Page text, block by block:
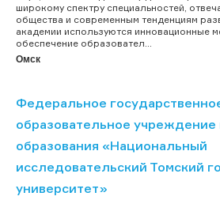
широкому спектру специальностей,
общества и современным тенденциям
академии используются инновационные
обеспечение образовател...
Омск
Федеральное
образовательное учреждение
образования «Национальный
исследовательский Томский
университет»